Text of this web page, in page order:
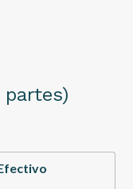
partes)